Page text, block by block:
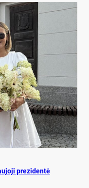
pre­zi­dentė